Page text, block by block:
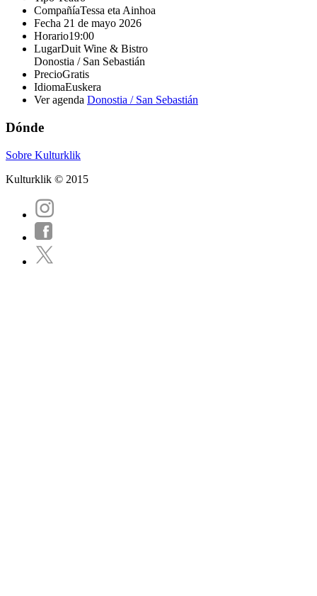
CompañíaTessa eta Ainhoa
Fecha 21 de mayo 2026
Horario19:00
LugarDuit Wine & Bistro
Donostia / San Sebastián
PrecioGratis
IdiomaEuskera
Ver agenda Donostia / San Sebastián
Dónde
Sobre Kulturklik
Kulturklik © 2015